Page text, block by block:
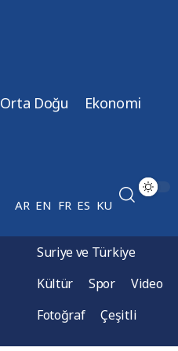
Orta Doğu Ekonomi
AR EN FR ES KU
Suriye ve Türkiye
Kültür
Spor
Video
Fotoğraf
Çeşitli